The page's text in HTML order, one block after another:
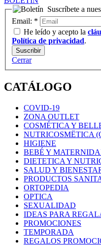
Suscríbete a
Email: *
He leído y acepto la
Política de privacidad.
Cerrar
CATÁLOGO
COVID-19
ZONA OUTLET
COSMÉTICA Y
NUTRICOSMËTICA
HIGIENE
BEBÉ Y
DIETETICA Y
SALUD Y
PRODUCTOS
ORTOPEDIA
OPTICA
SEXUALIDAD
IDEAS PARA
PROMOCIONES
TEMPORADA
REGALOS